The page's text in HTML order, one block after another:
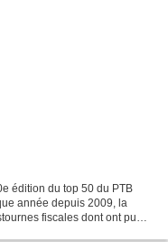
édition du top 50 du PTB
année depuis 2009, la
fiscales dont ont pu